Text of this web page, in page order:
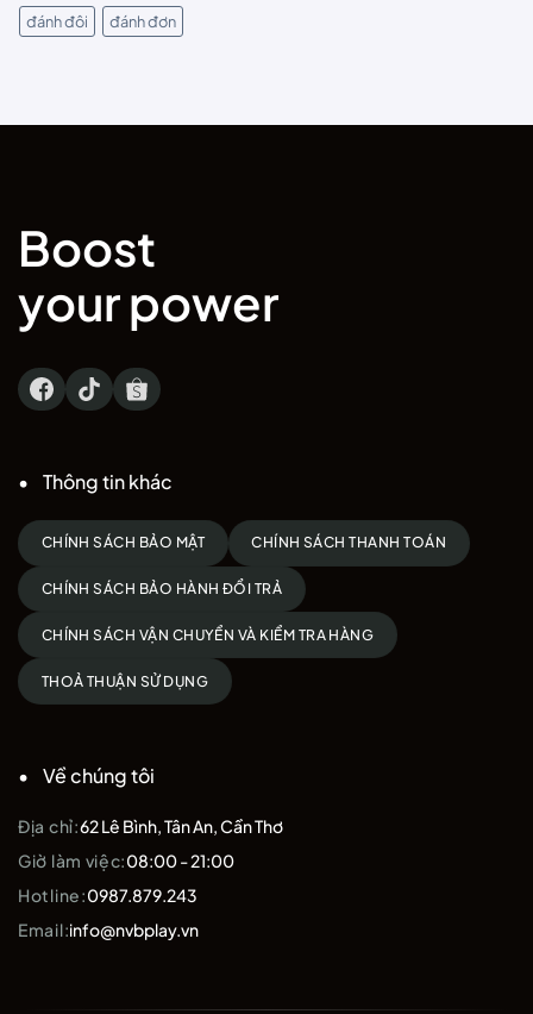
đánh đôi
đánh đơn
Boost
your power
Thông tin khác
CHÍNH SÁCH BẢO MẬT CHÍNH SÁCH THANH TOÁN
CHÍNH SÁCH BẢO HÀNH ĐỔI TRẢ
CHÍNH SÁCH VẬN CHUYỂN VÀ KIỂM TRA HÀNG
THOẢ THUẬN SỬ DỤNG
Về chúng tôi
Địa chỉ:62 Lê Bình, Tân An, Cần Thơ
Giờ làm việc:08:00 - 21:00
Hotline:0987.879.243
Email:info@nvbplay.vn